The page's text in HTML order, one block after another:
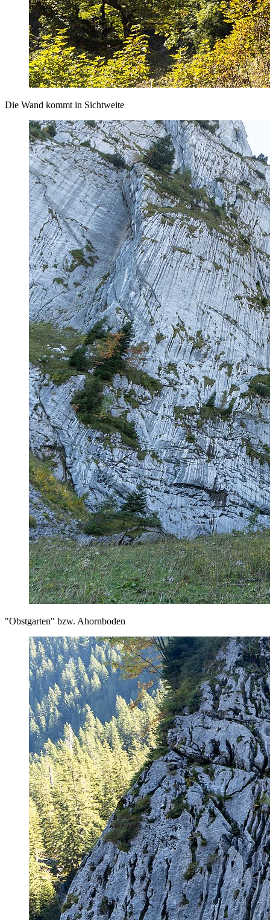
Die Wand kommt in Sichtweite
"Obstgarten" bzw. Ahornboden